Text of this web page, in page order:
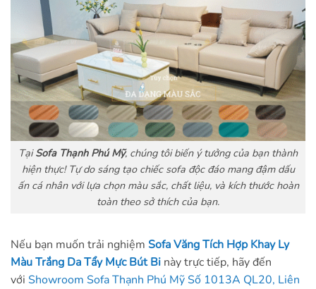
TạiSofa Thạnh Phú Mỹ, chúng tôi biến ý tưởng của bạn thành
hiện thực! Tự do sáng tạo chiếc sofa độc đáo mang đậm dấu
ấn cá nhân với lựa chọn màu sắc, chất liệu, và kích thước hoàn
toàn theo sở thích của bạn.
Nếu bạn muốn trải nghiệm Sofa Văng Tích Hợp Khay Ly
Màu Trắng Da Tẩy Mực Bút Bi này trực tiếp, hãy đến
với Showroom Sofa Thạnh Phú Mỹ Số 1013A QL20, Liên